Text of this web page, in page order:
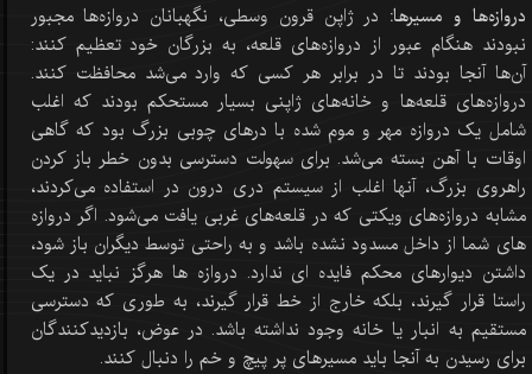
دروازه‌ها و مسیرها: در ژاپن قرون وسطی، نگهبانان دروازه‌ها مجبور
نبودند هنگام عبور از دروازه‌های قلعه، به بزرگان خود تعظیم کنند:
آن‌ها آنجا بودند تا در برابر هر کسی که وارد می‌شد محافظت کنند.
دروازه‌های قلعه‌ها و خانه‌های ژاپنی بسیار مستحکم بودند که اغلب
شامل یک دروازه مهر و موم شده با درهای چوبی بزرگ بود که گاهی
اوقات با آهن بسته می‌شد. برای سهولت دسترسی بدون خطر باز کردن
راهروی بزرگ، آنها اغلب از سیستم دری درون در استفاده می‌کردند،
مشابه دروازه‌های ویکتی که در قلعه‌های غربی یافت می‌شود. اگر دروازه
های شما از داخل مسدود نشده باشد و به راحتی توسط دیگران باز شود،
داشتن دیوارهای محکم فایده ای ندارد. دروازه ها هرگز نباید در یک
راستا قرار گیرند، بلکه خارج از خط قرار گیرند، به طوری که دسترسی
مستقیم به انبار یا خانه وجود نداشته باشد. در عوض، بازدیدکنندگان
برای رسیدن به آنجا باید مسیرهای پر پیچ و خم را دنبال کنند.